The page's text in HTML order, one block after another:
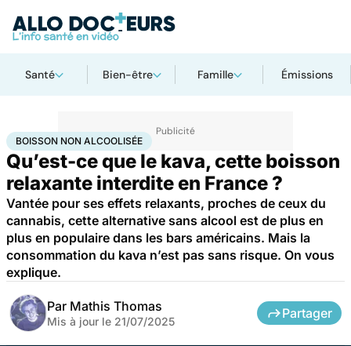
Santé Bien-être Famille Émissions
AccueilBien-êtreNutritionBoisson non alcoolisée
BOISSON NON ALCOOLISÉE
Qu’est-ce que le kava, cette boisson
relaxante interdite en France ?
Vantée pour ses effets relaxants, proches de ceux du
cannabis, cette alternative sans alcool est de plus en
plus en populaire dans les bars américains. Mais la
consommation du kava n’est pas sans risque. On vous
explique.
Par Mathis Thomas
Mis à jour le 21/07/2025
Partager